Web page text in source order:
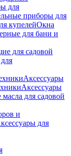
для
приборы для
купелейОкна
для бани и
для садовой
Аксессуары
Аксессуары
для садовой
и
для